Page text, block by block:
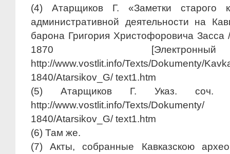
(4) Атарщиков Г. «Заметки старого
административной деятельности на
барона Григория Христофоровича
1870
http://www.vostlit.info/Texts/
1840/Atarsikov_G/ text1.htm
(5) Атарщиков Г. Указ. соч.
http://www.vostlit.info/Texts/
1840/Atarsikov_G/ text1.htm
(6) Там же.
(7) Акты, собранные Кавказскою